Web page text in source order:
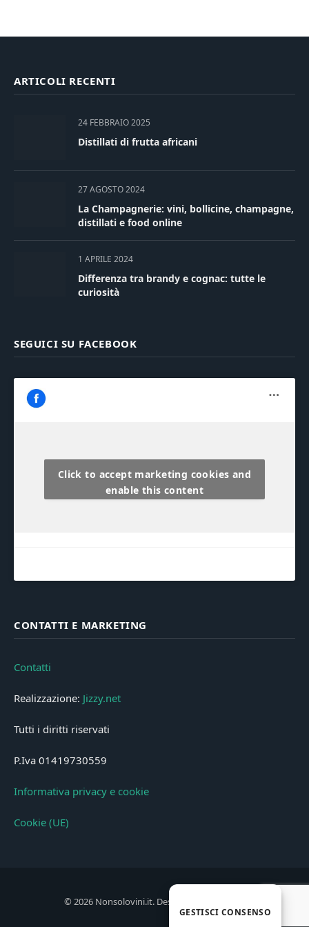
ARTICOLI RECENTI
24 FEBBRAIO 2025
Distillati di frutta africani
27 AGOSTO 2024
La Champagnerie: vini, bollicine, champagne,
distillati e food online
1 APRILE 2024
Differenza tra brandy e cognac: tutte le
curiosità
SEGUICI SU FACEBOOK
Click to accept marketing cookies and
enable this content
CONTATTI E MARKETING
Contatti
Realizzazione: Jizzy.net
Tutti i diritti riservati
P.Iva 01419730559
Informativa privacy e cookie
Cookie (UE)
© 2026 Nonsolovini.it. Designed by
GESTISCI CONSENSO